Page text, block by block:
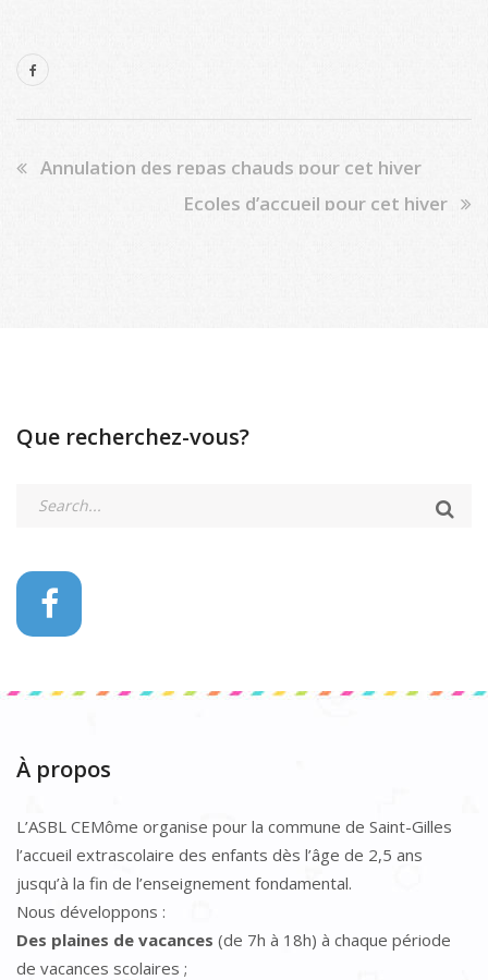
Annulation des repas chauds pour cet hiver
Écoles d’accueil pour cet hiver
Que recherchez-vous?
À propos
L’ASBL CEMôme organise pour la commune de Saint-Gilles
l’accueil extrascolaire des enfants dès l’âge de 2,5 ans
jusqu’à la fin de l’enseignement fondamental.
Nous développons :
Des plaines de vacances (de 7h à 18h) à chaque période
de vacances scolaires ;